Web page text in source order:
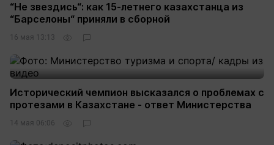
“Не звездись“: как 15-летнего казахстанца из
“Барселоны“ приняли в сборной
16 мая 13:13
Исторический чемпион высказался о проблемах с
протезами в Казахстане - ответ Министерства
14 мая 06:06